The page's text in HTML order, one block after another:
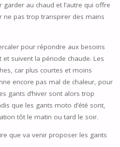
garder au chaud et l’autre qui offre
pas trop transpirer des mains
pour répondre aux besoins
suivent la période chaude. Les
car plus courtes et moins
encore pas mal de chaleur, pour
gants d’hiver sont alors trop
que les gants moto d’été sont,
tôt le matin ou tard le soir.
que va venir proposer les gants